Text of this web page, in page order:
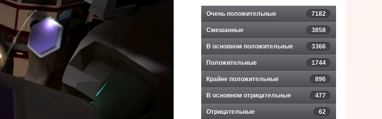
Очень положительные 7182
Смешанные 3858
В основном положительные 3366
Положительные 1744
Крайне положительные 896
В основном отрицательные 477
Отрицательные 62